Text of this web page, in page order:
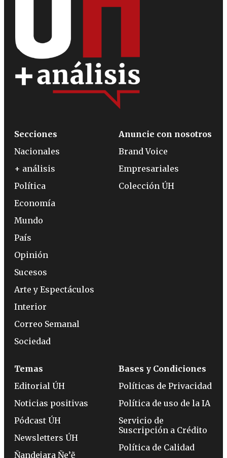
Secciones
Nacionales
+ análisis
Política
Economía
Mundo
País
Opinión
Sucesos
Arte y Espectáculos
Interior
Correo Semanal
Sociedad
Anuncie con nosotros
Brand Voice
Empresariales
Colección ÚH
Temas
Editorial ÚH
Noticias positivas
Pódcast ÚH
Newsletters ÚH
Ñandejara Ñe’ẽ
Bases y Condiciones
Políticas de Privacidad
Política de uso de la IA
Servicio de
Suscripción a Crédito
Política de Calidad